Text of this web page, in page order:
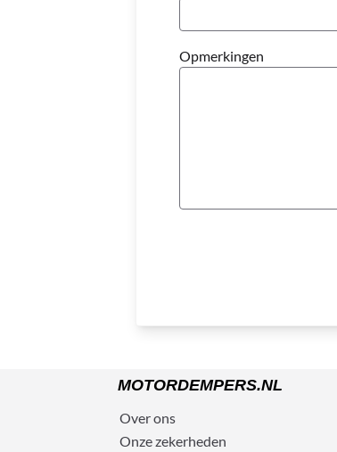
Opmerkingen
MOTORDEMPERS.NL
Over ons
Onze zekerheden